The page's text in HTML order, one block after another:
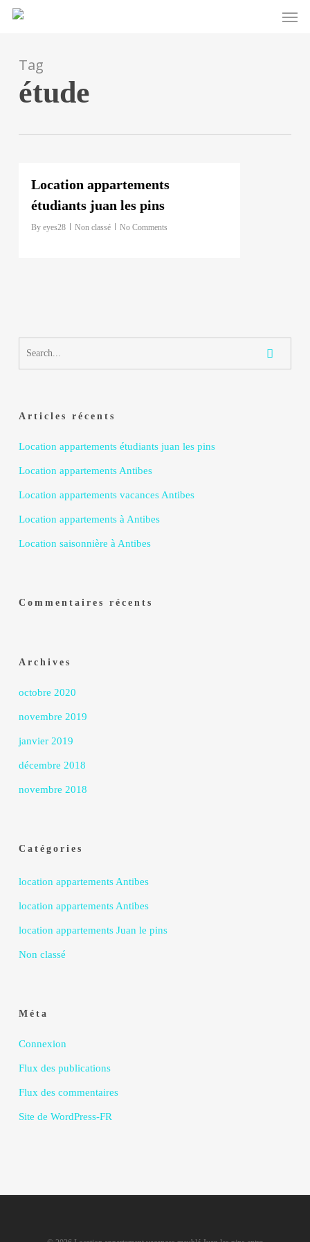
Skip
content
Menu
Tag
étude
Location appartements
étudiants juan les pins
By eyes28 Non classé No Comments
Articles récents
Location appartements étudiants juan les pins
Location appartements Antibes
Location appartements vacances Antibes
Location appartements à Antibes
Location saisonnière à Antibes
Commentaires récents
Archives
octobre 2020
novembre 2019
janvier 2019
décembre 2018
novembre 2018
Catégories
location appartements Antibes
location appartements Antibes
location appartements Juan le pins
Non classé
Méta
Connexion
Flux des publications
Flux des commentaires
Site de WordPress-FR